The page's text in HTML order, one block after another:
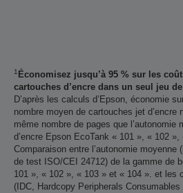
1 Économisez jusqu’à 95 % sur les
cartouches d’encre dans un seul jeu
D’après les calculs d’Epson, économie
nombre moyen de cartouches jet d’encre
même nombre de pages que l’autonomie
d’encre Epson EcoTank « 101 », « 102
Comparaison entre l’autonomie moyenne
de test ISO/CEI 24712) de la gamme de
101 », « 102 », « 103 » et « 104 ». et les
(IDC, Hardcopy Peripherals